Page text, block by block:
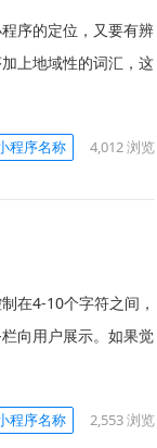
序的定位，又要有辨
上地域性的词汇，这
程序名称 4,012浏览
在4-10个字符之间，
向用户展示。如果觉
程序名称 2,553浏览